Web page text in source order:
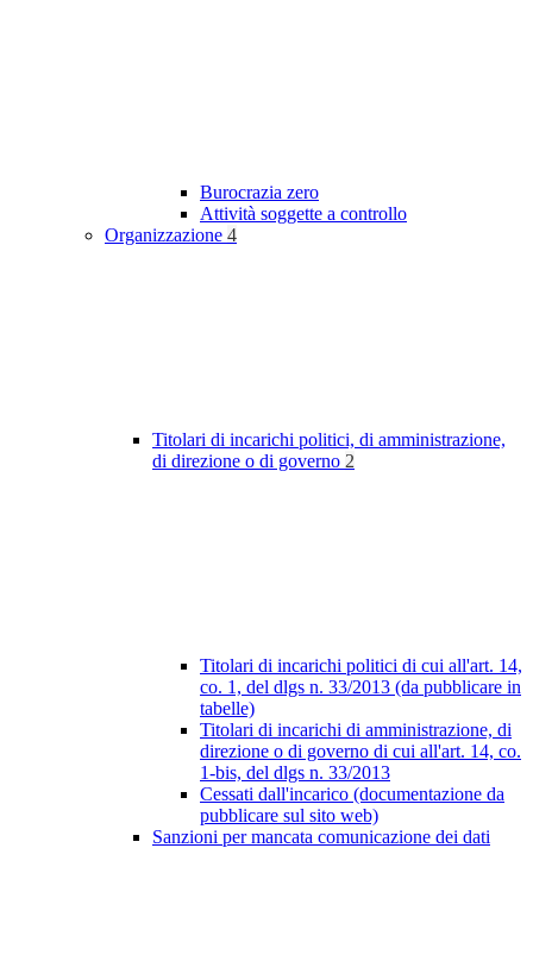
Burocrazia zero
Attività soggette a controllo
Organizzazione 4
Titolari di incarichi politici, di amministrazione,
di direzione o di governo 2
Titolari di incarichi politici di cui all'art. 14,
co. 1, del dlgs n. 33/2013 (da pubblicare in
tabelle)
Titolari di incarichi di amministrazione, di
direzione o di governo di cui all'art. 14, co.
1-bis, del dlgs n. 33/2013
Cessati dall'incarico (documentazione da
pubblicare sul sito web)
Sanzioni per mancata comunicazione dei dati